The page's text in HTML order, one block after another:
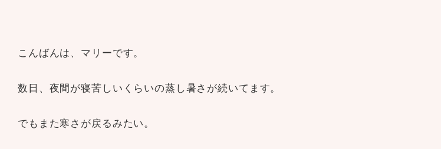
こんばんは、マリーです。
数日、夜間が寝苦しいくらいの蒸し暑さが続いてます。
でもまた寒さが戻るみたい。